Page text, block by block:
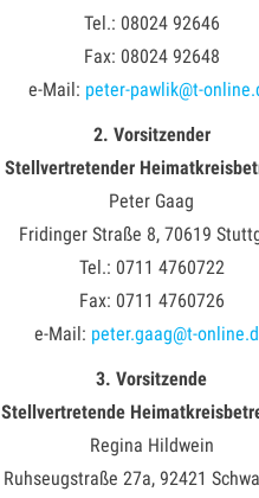
Tel.: 08024 92646
Fax: 08024 92648
e-Mail: peter-pawlik@t-
2. Vorsitzender
Stellvertretender
Peter Gaag
Fridinger Straße 8, 70619
Tel.: 0711 4760722
Fax: 0711 4760726
e-Mail: peter.gaag@t-
3. Vorsitzende
Stellvertretende
Regina Hildwein
Ruhseugstraße 27a, 92421